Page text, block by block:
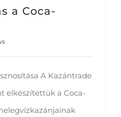
a Coca-
A Kazántrade
elkészítettük a Coca-